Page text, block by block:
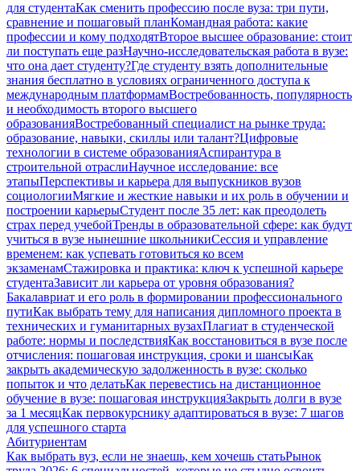
для студентаКак сменить профессию после вуза: три пути,
сравнение и пошаговый планКомандная работа: какие
профессии и кому подходятВторое высшее образование: стоит
ли поступать еще разНаучно-исследовательская работа в вузе:
что она дает студенту?Где студенту взять дополнительные
знания бесплатно в условиях ограниченного доступа к
международным платформамВостребованность, популярность
и необходимость второго высшего
образованияВостребованный специалист на рынке труда:
образование, навыки, скиллы или талант?Цифровые
технологии в системе образованияАспирантура в
строительной отраслиНаучное исследование: все
этапыПерспективы и карьера для выпускников вузов
социологииМягкие и жесткие навыки и их роль в обучении и
построении карьерыСтудент после 35 лет: как преодолеть
страх перед учебойТренды в образовательной сфере: как будут
учиться в вузе нынешние школьникиСессия и управление
временем: как успевать готовиться ко всем
экзаменамСтажировка и практика: ключ к успешной карьере
студентаЗависит ли карьера от уровня образования?
Бакалавриат и его роль в формировании профессионального
путиКак выбрать тему для написания дипломного проекта в
технических и гуманитарных вузахПлагиат в студенческой
работе: нормы и последствияКак восстановиться в вузе после
отчисления: пошаговая инструкция, сроки и шансыКак
закрыть академическую задолженность в вузе: сколько
попыток и что делатьКак перевестись на дистанционное
обучение в вузе: пошаговая инструкцияЗакрыть долги в вузе
за 1 месяцКак первокурснику адаптироваться в вузе: 7 шагов
для успешного старта
Абитуриентам
Как выбрать вуз, если не знаешь, кем хочешь статьРынок